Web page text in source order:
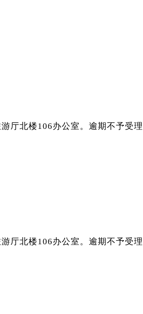
厅北楼106办公室。逾期不予受理
厅北楼106办公室。逾期不予受理